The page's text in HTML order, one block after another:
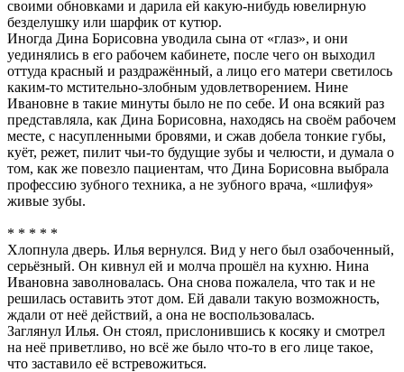
своими обновками и дарила ей какую-нибудь ювелирную
безделушку или шарфик от кутюр.
Иногда Дина Борисовна уводила сына от «глаз», и они
уединялись в его рабочем кабинете, после чего он выходил
оттуда красный и раздражённый, а лицо его матери светилось
каким-то мстительно-злобным удовлетворением. Нине
Ивановне в такие минуты было не по себе. И она всякий раз
представляла, как Дина Борисовна, находясь на своём рабочем
месте, с насупленными бровями, и сжав добела тонкие губы,
куёт, режет, пилит чьи-то будущие зубы и челюсти, и думала о
том, как же повезло пациентам, что Дина Борисовна выбрала
профессию зубного техника, а не зубного врача, «шлифуя»
живые зубы.
* * * * *
Хлопнула дверь. Илья вернулся. Вид у него был озабоченный,
серьёзный. Он кивнул ей и молча прошёл на кухню. Нина
Ивановна заволновалась. Она снова пожалела, что так и не
решилась оставить этот дом. Ей давали такую возможность,
ждали от неё действий, а она не воспользовалась.
Заглянул Илья. Он стоял, прислонившись к косяку и смотрел
на неё приветливо, но всё же было что-то в его лице такое,
что заставило её встревожиться.